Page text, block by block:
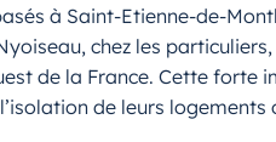
à Saint-Etienne-de-
chez les
de la France. Cette
de leurs